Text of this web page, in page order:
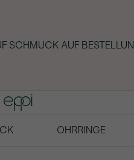
SCHMUCK AUF
OHRRINGE